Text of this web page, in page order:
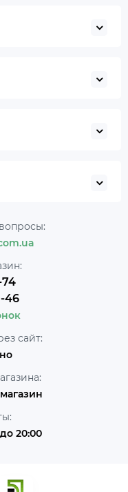
74
46
сайт:
20:00